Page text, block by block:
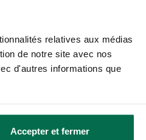
relatives aux médias
de notre site avec nos
d'autres informations que
Accepter et fermer